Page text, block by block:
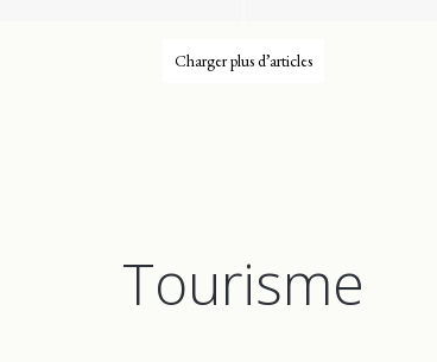
Charger plus d’articles
Tourisme